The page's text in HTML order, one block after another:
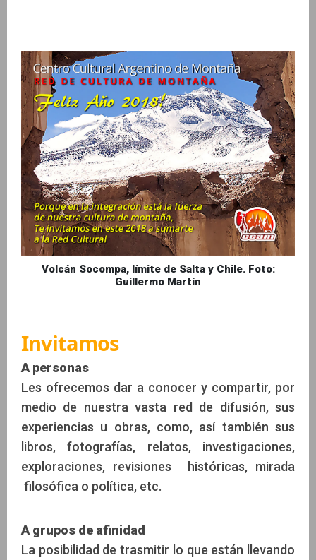
Volcán Socompa, límite de Salta y Chile. Foto:
Guillermo Martín
Invitamos
A personas
Les ofrecemos dar a conocer y compartir, por
medio de nuestra vasta red de difusión, sus
experiencias u obras, como, así también sus
libros, fotografías, relatos, investigaciones,
exploraciones, revisiones históricas, mirada
filosófica o política, etc.
A grupos de afinidad
La posibilidad de trasmitir lo que están llevando